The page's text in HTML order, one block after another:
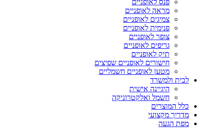
מראה לאופניים
צמיגים לאופניים
פנימית לאופניים
צופר לאופניים
גריפים לאופניים
תיק לאופניים
חישורים לאופניים שפיצים
מטען לאופניים חשמליים
לבית ולמשרד
היגיינה אישית
חשמל ואלקטרוניקה
כלל המוצרים
מדריך מקצועי
מפת הגעה